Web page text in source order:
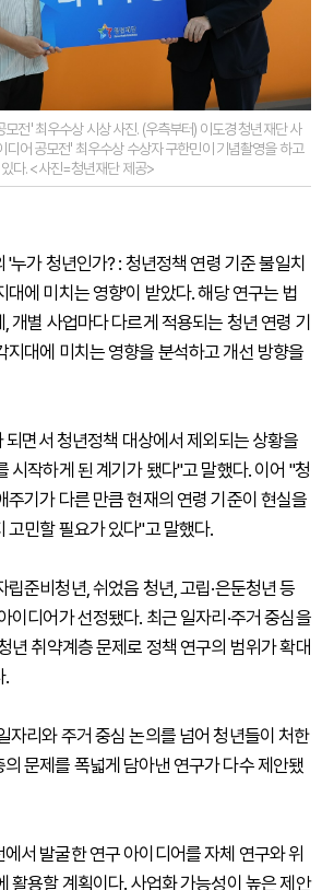
전' 최우수상 시상 사진. (우측부터) 이도경 청년재단 사
어 공모전' 최우수상 수상자 구한민이 기념촬영을 하고
있다. <사진=청년재단 제공>
누가 청년인가? : 청년정책 연령 기준 불일치
에 미치는 영향'이 받았다. 해당 연구는 법
개별 사업마다 다르게 적용되는 청년 연령 기
지대에 미치는 영향을 분석하고 개선 방향을
면서 청년정책 대상에서 제외되는 상황을
시작하게 된 계기가 됐다"고 말했다. 이어 "청
주기가 다른 만큼 현재의 연령 기준이 현실을
고민할 필요가 있다"고 말했다.
준비청년, 쉬었음 청년, 고립·은둔청년 등
이디어가 선정됐다. 최근 일자리·주거 중심을
년 취약계층 문제로 정책 연구의 범위가 확대
.
자리와 주거 중심 논의를 넘어 청년들이 처한
문제를 폭넓게 담아낸 연구가 다수 제안됐
서 발굴한 연구 아이디어를 자체 연구와 위
활용할 계획이다. 사업화 가능성이 높은 제안